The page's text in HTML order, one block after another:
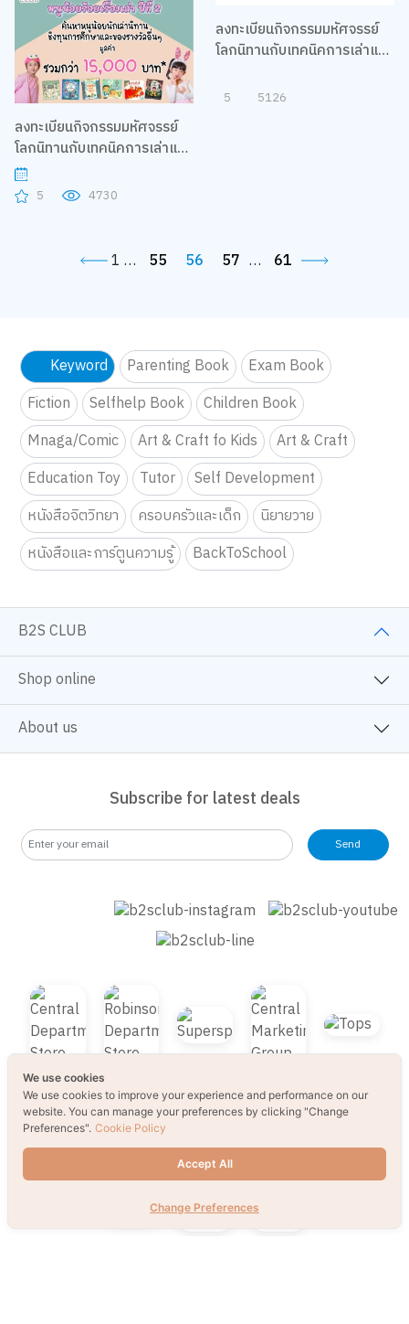
5829 5 3719
เล่นกับหนังสือ กับครูใบปอ อ้อม
1… 55 56 57 … 61
Keyword Parenting Book
Exam Book
Fiction
Selfhelp Book
Children Book
Mnaga/Comic
Art & Craft fo Kids
Art & Craft
Education Toy
Tutor
Self Development
หนังสือจิตวิทยา
ครอบครัวและเด็ก
นิยายวาย
หนังสือและการ์ตูนความรู้
BackToSchool
B2S CLUB
About us
Subscribe for latest deals
We use cookies
We use cookies to improve your experience and performance on our
website. You can manage your preferences by clicking "Change
Preferences". Cookie Policy
Accept All
Change Preferences